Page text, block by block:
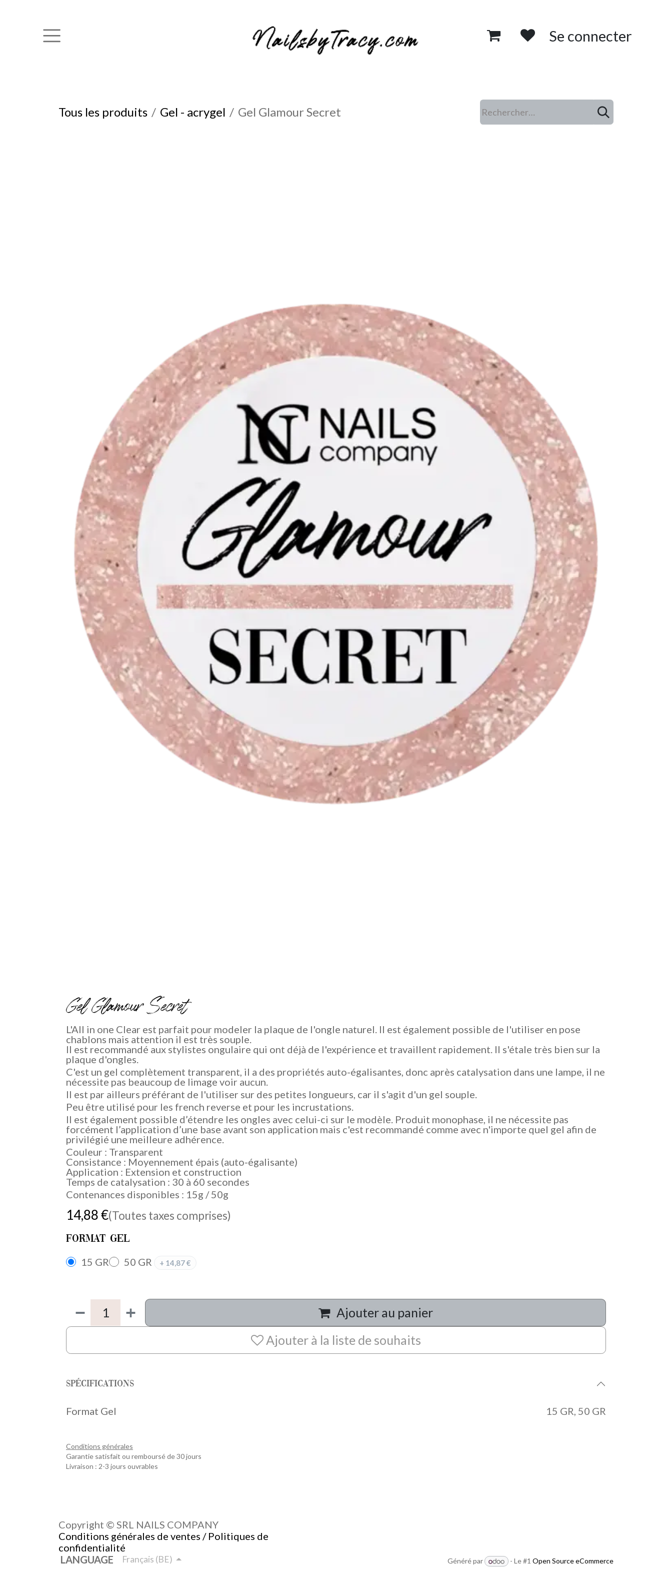
Se connecter
Tous les produits Gel - acrygel Gel Glamour Secret
Gel Glamour Secret
L'All in one Clear est parfait pour modeler la plaque de l'ongle naturel. Il est également possible de l'utiliser en pose
chablons mais attention il est très souple.
Il est recommandé aux stylistes ongulaire qui ont déjà de l'expérience et travaillent rapidement. Il s'étale très bien sur la
plaque d'ongles.
C'est un gel complètement transparent, il a des propriétés auto-égalisantes, donc après catalysation dans une lampe, il ne
nécessite pas beaucoup de limage voir aucun.
Il est par ailleurs préférant de l'utiliser sur des petites longueurs, car il s'agit d'un gel souple.
Peu être utilisé pour les french reverse et pour les incrustations.
Il est également possible d’étendre les ongles avec celui-ci sur le modèle. Produit monophase, il ne nécessite pas
forcément l’application d’une base avant son application mais c'est recommandé comme avec n'importe quel gel afin de
privilégié une meilleure adhérence.
Couleur : Transparent
Consistance : Moyennement épais (auto-égalisante)
Application : Extension et construction
Temps de catalysation : 30 à 60 secondes
Contenances disponibles : 15g / 50g
14,88€(Toutes taxes comprises)
Format Gel
15 GR 50 GR + 14,87€
Ajouter au panier
Ajouter à la liste de souhaits
Spécifications
Format Gel 15 GR, 50 GR
Conditions générales
Garantie satisfait ou remboursé de 30 jours
Livraison : 2-3 jours ouvrables
Copyright © SRL NAILS COMPANY
Conditions générales de ventes / Politiques de
confidentialité
LANGUAGE
Français (BE) Généré par - Le #1 Open Source eCommerce